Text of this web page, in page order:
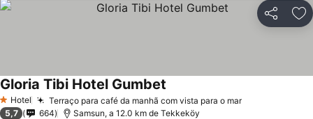
Partilhar
1 Estrelas
Hotel Terraço para café da manhã com vista para o mar
Gloria Tibi Hotel Gumbet
5,7 664 Samsun, a 12.0 km de Tekkeköy